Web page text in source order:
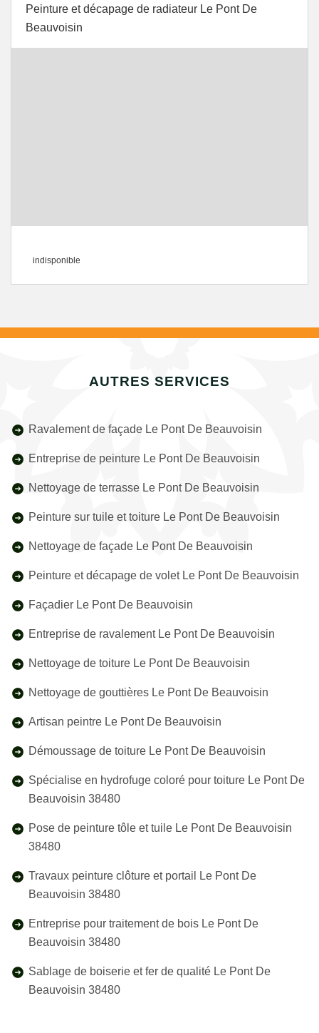
Peinture et décapage de radiateur Le Pont De
Beauvoisin
indisponible
AUTRES SERVICES
Ravalement de façade Le Pont De Beauvoisin
Entreprise de peinture Le Pont De Beauvoisin
Nettoyage de terrasse Le Pont De Beauvoisin
Peinture sur tuile et toiture Le Pont De Beauvoisin
Nettoyage de façade Le Pont De Beauvoisin
Peinture et décapage de volet Le Pont De Beauvoisin
Façadier Le Pont De Beauvoisin
Entreprise de ravalement Le Pont De Beauvoisin
Nettoyage de toiture Le Pont De Beauvoisin
Nettoyage de gouttières Le Pont De Beauvoisin
Artisan peintre Le Pont De Beauvoisin
Démoussage de toiture Le Pont De Beauvoisin
Spécialise en hydrofuge coloré pour toiture Le Pont De
Beauvoisin 38480
Pose de peinture tôle et tuile Le Pont De Beauvoisin
38480
Travaux peinture clôture et portail Le Pont De
Beauvoisin 38480
Entreprise pour traitement de bois Le Pont De
Beauvoisin 38480
Sablage de boiserie et fer de qualité Le Pont De
Beauvoisin 38480